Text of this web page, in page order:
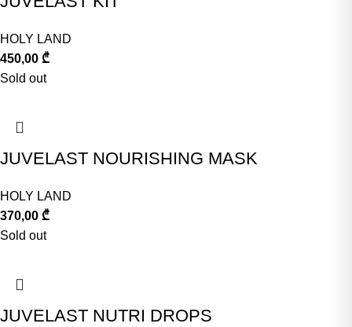
HOLY LAND
450,00 ₾
Sold out
JUVELAST NOURISHING MASK
HOLY LAND
370,00 ₾
Sold out
JUVELAST NUTRI DROPS